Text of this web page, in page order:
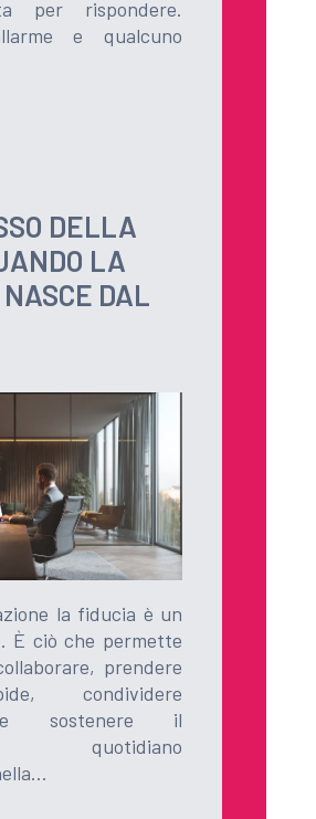
per rispondere.
e qualcuno
DELLA
LA
DAL
la fiducia è un
È ciò che permette
prendere
condividere
e sostenere il
quotidiano